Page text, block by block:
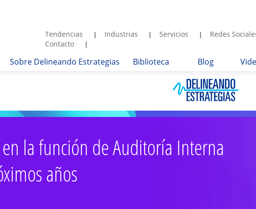
Tendencias Industrias Servicios Redes
Contacto
Sobre Delineando Estrategias Biblioteca Blog
la función de Auditoría Interna
años